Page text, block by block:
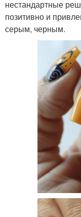
нестандартные
позитивно и
серым, черным.